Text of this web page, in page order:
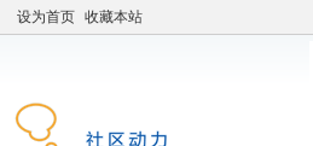
设为首页 收藏本站